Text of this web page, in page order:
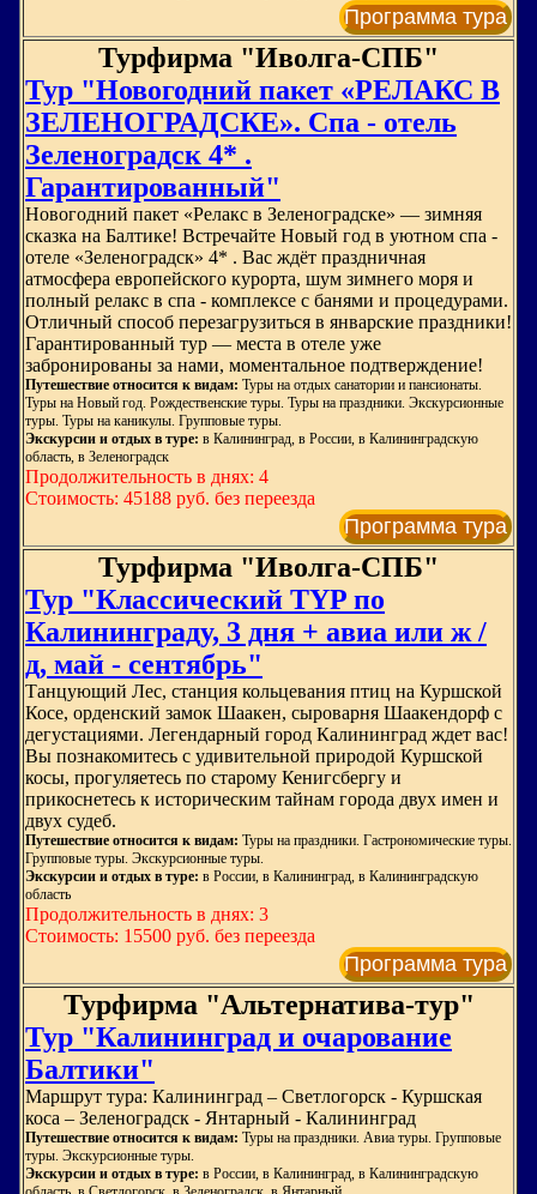
Программа тура
Турфирма "Иволга-СПБ"
Тур "Новогодний пакет «РЕЛАКС В
ЗЕЛЕНОГРАДСКЕ». Спа - отель
Зеленоградск 4* .
Гарантированный"
Новогодний пакет «Релакс в Зеленоградске» — зимняя
сказка на Балтике! Встречайте Новый год в уютном спа -
отеле «Зеленоградск» 4* . Вас ждёт праздничная
атмосфера европейского курорта, шум зимнего моря и
полный релакс в спа - комплексе с банями и процедурами.
Отличный способ перезагрузиться в январские праздники!
Гарантированный тур — места в отеле уже
забронированы за нами, моментальное подтверждение!
Путешествие относится к видам: Туры на отдых санатории и пансионаты.
Туры на Новый год. Рождественские туры. Туры на праздники. Экскурсионные
туры. Туры на каникулы. Групповые туры.
Экскурсии и отдых в туре: в Калининград, в России, в Калининградскую
область, в Зеленоградск
Продолжительность в днях: 4
Стоимость: 45188 руб. без переезда
Программа тура
Турфирма "Иволга-СПБ"
Тур "Классический TYP по
Калининграду, 3 дня + авиа или ж /
д, май - сентябрь"
Танцующий Лес, станция кольцевания птиц на Куршской
Косе, орденский замок Шаакен, сыроварня Шаакендорф с
дегустациями. Легендарный город Калининград ждет вас!
Вы познакомитесь с удивительной природой Куршской
косы, прогуляетесь по старому Кенигсбергу и
прикоснетесь к историческим тайнам города двух имен и
двух судеб.
Путешествие относится к видам: Туры на праздники. Гастрономические туры.
Групповые туры. Экскурсионные туры.
Экскурсии и отдых в туре: в России, в Калининград, в Калининградскую
область
Продолжительность в днях: 3
Стоимость: 15500 руб. без переезда
Программа тура
Турфирма "Альтернатива-тур"
Тур "Калининград и очарование
Балтики"
Маршрут тура: Калининград – Светлогорск - Куршская
коса – Зеленоградск - Янтарный - Калининград
Путешествие относится к видам: Туры на праздники. Авиа туры. Групповые
туры. Экскурсионные туры.
Экскурсии и отдых в туре: в России, в Калининград, в Калининградскую